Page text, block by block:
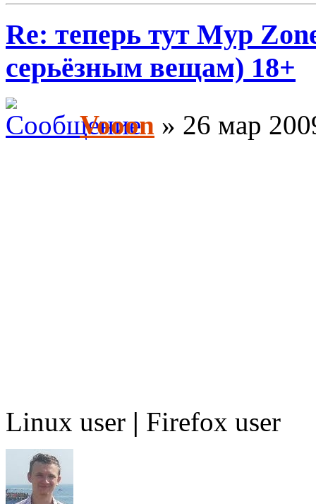
Re: теперь тут Myp
серьёзным вещам) 18+
Vooon » 26 мар
Linux user | Firefox user